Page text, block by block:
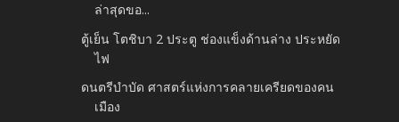
ล่าสุดขอ...
ตู้เย็น โตชิบา 2 ประตู ช่องแข็งด้านล่าง ประหยัด
ไฟ
ดนตรีบำบัด ศาสตร์แห่งการคลายเครียดของคน
เมือง